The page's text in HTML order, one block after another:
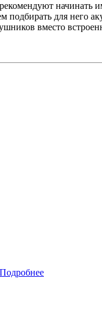
подбирать для него
вместо
Подробнее